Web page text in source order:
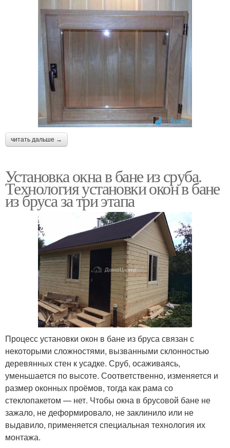
читать дальше →
Установка окна в бане из сруба.
Технология установки окон в бане
из бруса за три этапа
Процесс установки окон в бане из бруса связан с
некоторыми сложностями, вызванными склонностью
деревянных стен к усадке. Сруб, осаживаясь,
уменьшается по высоте. Соответственно, изменяется и
размер оконных проёмов, тогда как рама со
стеклопакетом — нет. Чтобы окна в брусовой бане не
зажало, не деформировало, не заклинило или не
выдавило, применяется специальная технология их
монтажа.